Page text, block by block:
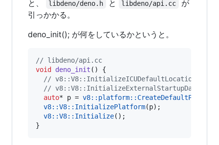
と、
libdeno/deno.h と libdeno/api.cc
が
引っかかる。
deno_init(); が何をしているかというと。
// libdeno/api.cc
void
deno_init () {
//
//
auto* p = v8::platform::CreateDefaultPlatform
v8::V8::InitializePlatform(p);
v8::V8::Initialize();
}